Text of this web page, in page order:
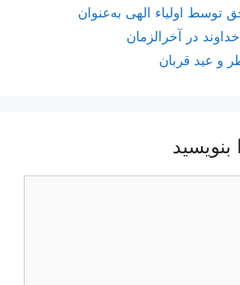
توسط اولیاء الهی به‌عنوان
در آخرالزمان
و عيد قربان
بنویسید